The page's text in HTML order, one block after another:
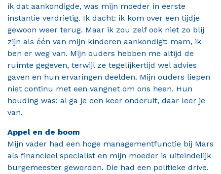
ik dat aankondigde, was mijn moeder in eerste
instantie verdrietig. Ik dacht: ik kom over een tijdje
gewoon weer terug. Maar ik zou zelf ook niet zo blij
zijn als één van mijn kinderen aankondigt: mam, ik
ben er weg van. Mijn ouders hebben me altijd de
ruimte gegeven, terwijl ze tegelijkertijd wel advies
gaven en hun ervaringen deelden. Mijn ouders liepen
niet continu met een vangnet om ons heen. Hun
houding was: al ga je een keer onderuit, daar leer je
van.
Appel en de boom
Mijn vader had een hoge managementfunctie bij Mars
als financieel specialist en mijn moeder is uiteindelijk
burgemeester geworden. Die had een politieke drive.